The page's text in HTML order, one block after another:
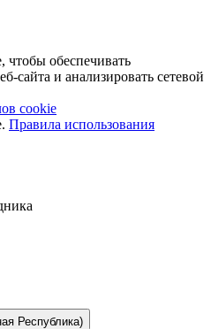
обеспечивать
сайта и анализировать сетевой
cookie
Правила использования
Республика)